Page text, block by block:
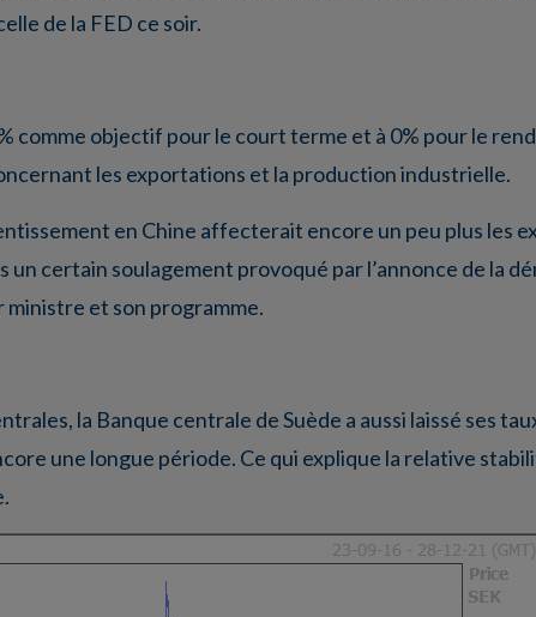
de la FED ce soir.
comme objectif pour le court terme et à 0% pour le
les exportations et la production industrielle.
en Chine affecterait encore un peu plus les
certain soulagement provoqué par l’annonce de la
et son programme.
la Banque centrale de Suède a aussi laissé ses
une longue période. Ce qui explique la relative